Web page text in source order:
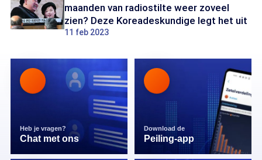
maanden van radiostilte weer zoveel
zien? Deze Koreadeskundige legt het uit
11 feb 2023
Heb je vragen?
Chat met ons
Download de
Peiling-app